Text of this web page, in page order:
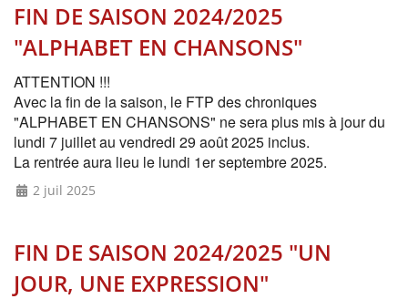
FIN DE SAISON 2024/2025
"ALPHABET EN CHANSONS"
ATTENTION !!!
Avec la fin de la saison, le FTP des chroniques
"ALPHABET EN CHANSONS" ne sera plus mis à jour du
lundi 7 juillet au vendredi 29 août 2025 inclus.
La rentrée aura lieu le lundi 1er septembre 2025.
2 juil 2025
FIN DE SAISON 2024/2025 "UN
JOUR, UNE EXPRESSION"